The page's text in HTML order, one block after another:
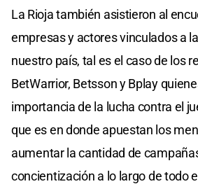
La Rioja también asistieron al
empresas y actores vinculados a
nuestro país, tal es el caso de los
BetWarrior, Betsson y Bplay
importancia de la lucha contra el
que es en donde apuestan los
aumentar la cantidad de
concientización a lo largo de todo